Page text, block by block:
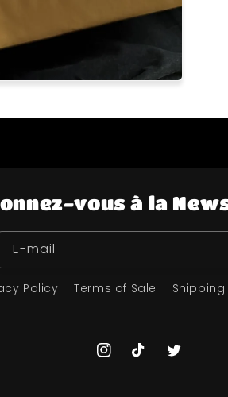
vous à la
E-mail
Policy Terms of Sale
Instagram
TikTok Twitter